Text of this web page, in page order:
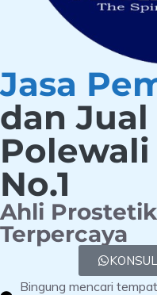
Jasa
dan Jual
No.1
Ahli
Terpercaya
Bingung mencari